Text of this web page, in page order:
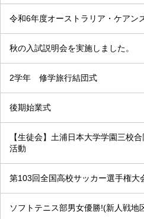
令和6年度オーストラリア・ケアン
秋の入試説明会を実施しました。
2学年 修学旅行結団式
後期始業式
【生徒会】土浦日本大学学園三校
活動
第103回全国高校サッカー選手権大
ソフトテニス部男女優勝!(新人戦地